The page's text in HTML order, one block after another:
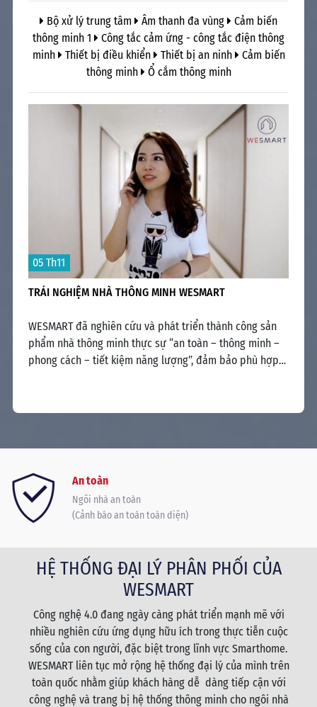
Bộ xử lý trung tâm Âm thanh đa vùng
Cảm biến
thông minh 1
Công tắc cảm ứng - công tắc điện thông
minh
Thiết bị điều khiển Thiết bị an ninh
Cảm biến
thông minh
Ổ cắm thông minh
05 Th11
TRẢI NGHIỆM NHÀ THÔNG MINH WESMART
WESMART đã nghiên cứu và phát triển thành công sản
phẩm nhà thông minh thực sự “an toàn – thông minh –
phong cách – tiết kiệm năng lượng”, đảm bảo phù hợp
An toàn
Ngôi nhà an toàn
(Cảnh báo an toàn toàn diện)
HỆ THỐNG ĐẠI LÝ PHÂN PHỐI CỦA
WESMART
Công nghệ 4.0 đang ngày càng phát triển mạnh mẽ với
nhiều nghiên cứu ứng dụng hữu ích trong thực tiễn cuộc
sống của con người, đặc biệt trong lĩnh vực Smarthome.
WESMART liên tục mở rộng hệ thống đại lý của mình trên
toàn quốc nhằm giúp khách hàng dễ dàng tiếp cận với
công nghệ và trang bị hệ thống thông minh cho ngôi nhà